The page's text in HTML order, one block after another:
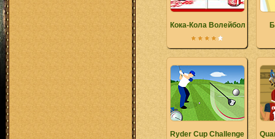
Кока-Кола Волейбол
Ryder Cup Challenge